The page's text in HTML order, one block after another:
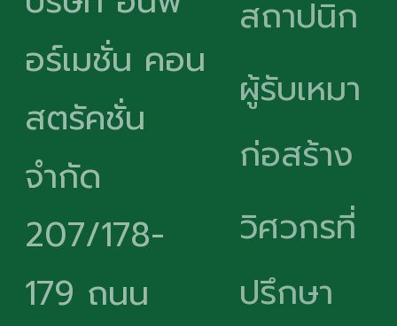
อร์เมชั่น คอน
สตรัคชั่น
จำกัด
207/178-
179 ถนน
สถาปนิก
ผู้รับเหมา
ก่อสร้าง
วิศวกรที่
ปรึกษา